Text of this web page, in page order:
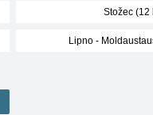
Stožec (12
Lipno -